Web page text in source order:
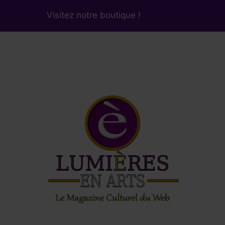
Visitez notre boutique !